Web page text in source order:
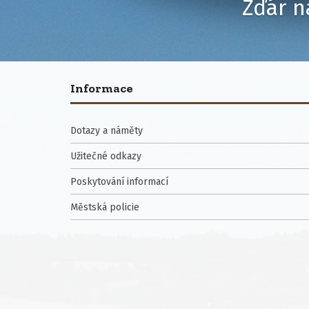
Žďár
Informace
Dotazy a náměty
Užitečné odkazy
Poskytování informací
Městská policie